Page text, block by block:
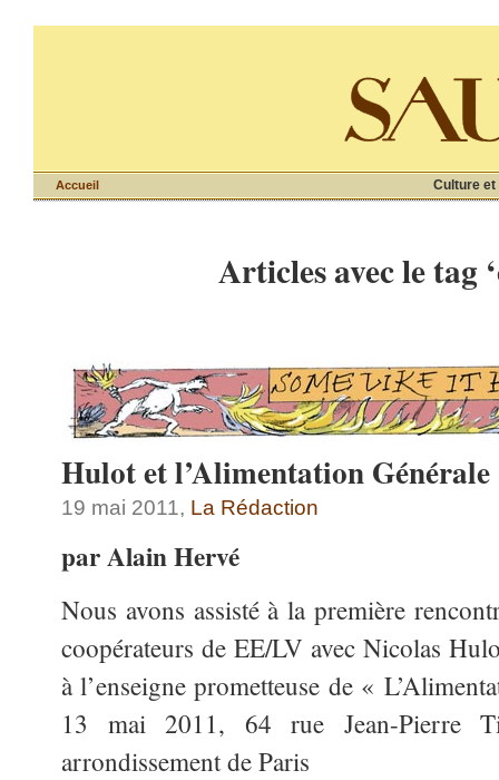
Culture et
Accueil
Articles avec le tag
Hulot et l’Alimentation Générale
19 mai 2011, La Rédaction
par Alain Hervé
Nous avons assisté à la première
coopérateurs de EE/LV avec Nicolas
à l’enseigne prometteuse de «
13 mai 2011, 64 rue Jean-Pierre
arrondissement de Paris